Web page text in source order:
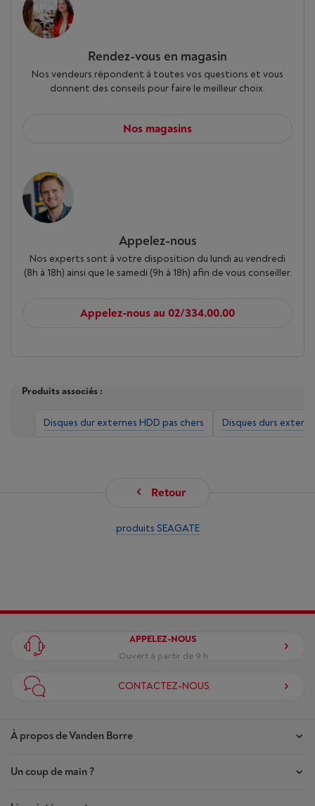
Rendez-vous en magasin
Nos vendeurs répondent à toutes vos questions et vous
donnent des conseils pour faire le meilleur choix.
Nos magasins
Appelez-nous
Nos experts sont à votre disposition du lundi au vendredi
(8h à 18h) ainsi que le samedi (9h à 18h) afin de vous conseiller.
Appelez-nous au 02/334.00.00
Produits associés :
Disques dur externes HDD pas chers Disques durs
Retour
produits SEAGATE
À propos de Vanden Borre
Nos magasins
Contrat de Confiance
Un coup de main ?
APPELEZ-NOUS
Ouvert à partir de 9 h
CONTACTEZ-NOUS